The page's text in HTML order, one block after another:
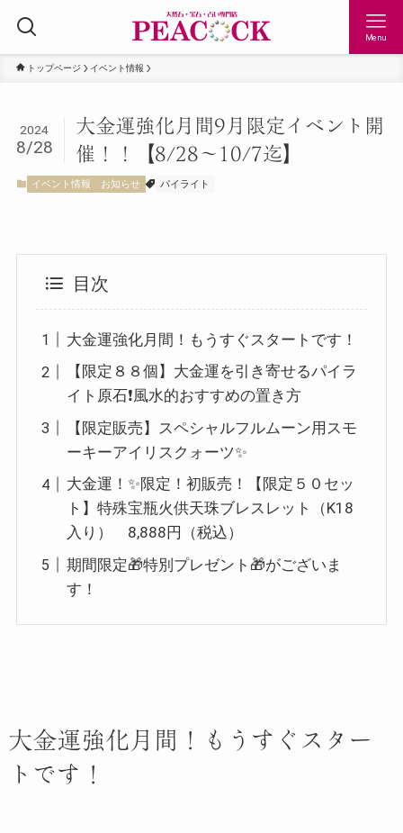
Menu
トップページ イベント情報
大金運強化月間9月限定イベント開
催！！【8/28〜10/7迄】
2024
8/28
イベント情報 お知らせ パイライト
目次
大金運強化月間！もうすぐスタートです！
【限定８８個】大金運を引き寄せるパイラ
イト原石❗️風水的おすすめの置き方
【限定販売】スペシャルフルムーン用スモ
ーキーアイリスクォーツ✨
大金運！✨限定！初販売！【限定５０セッ
ト】特殊宝瓶火供天珠ブレスレット（K18
入り） 8,888円（税込）
期間限定🎁特別プレゼント🎁がございま
す！
大金運強化月間！もうすぐスター
トです！